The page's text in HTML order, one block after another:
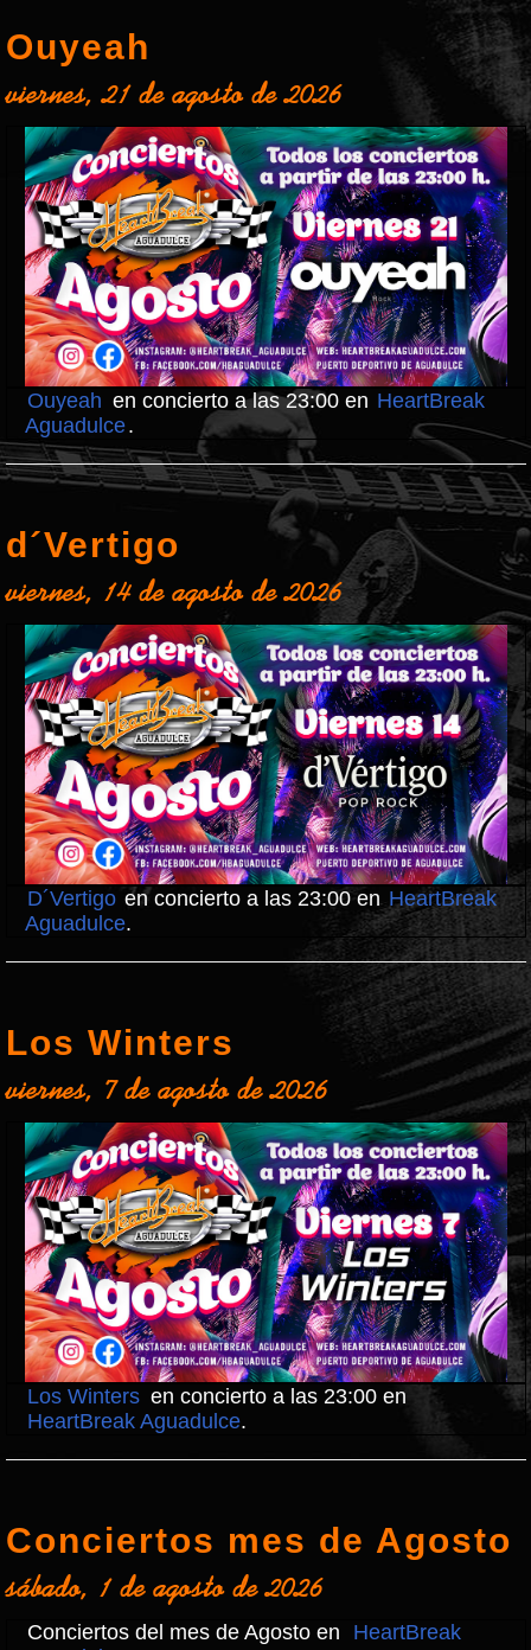
Ouyeah
viernes, 21 de agosto de 2026
Ouyeah en concierto a las 23:00 en HeartBreak
Aguadulce.
d´Vertigo
viernes, 14 de agosto de 2026
D´Vertigo en concierto a las 23:00 en HeartBreak
Aguadulce.
Los Winters
viernes, 7 de agosto de 2026
Los Winters en concierto a las 23:00 en
HeartBreak Aguadulce.
Conciertos mes de Agosto
sábado, 1 de agosto de 2026
Conciertos del mes de Agosto en
HeartBreak